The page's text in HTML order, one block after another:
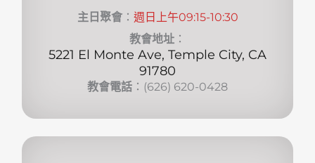
主日聚會： 週日上午09:15-10:30
教會地址 ：
5221 El Monte Ave, Temple City, CA
91780
教會電話 ：(626) 620-0428